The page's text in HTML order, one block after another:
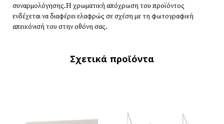
συναρμολόγησης.Η χρωματική απόχρωση του προϊόντος
ενδέχεται να διαφέρει ελαφρώς σε σχέση με τη φωτογραφική
απεικόνισή του στην οθόνη σας.
Σχετικά προϊόντα